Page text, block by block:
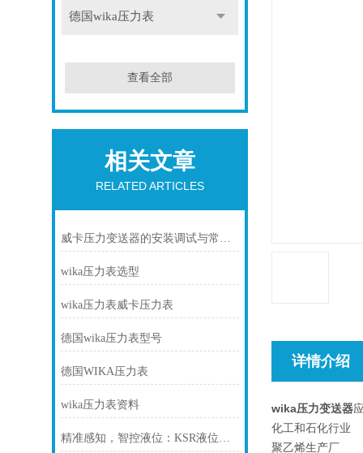
德国wika压力表
查看全部
相关文章
RELATED ARTICLES
威卡压力变送器的安装调试与常见故障排除
wika压力表选型
wika压力表威卡压力表
德国wika压力表型号
德国WIKA压力表
wika压力表资料
精准感知，智控液位：KSR液位计，工业储运的可靠慧眼
详情介绍
wika压力变送器
化工和石化行业
聚乙烯生产厂